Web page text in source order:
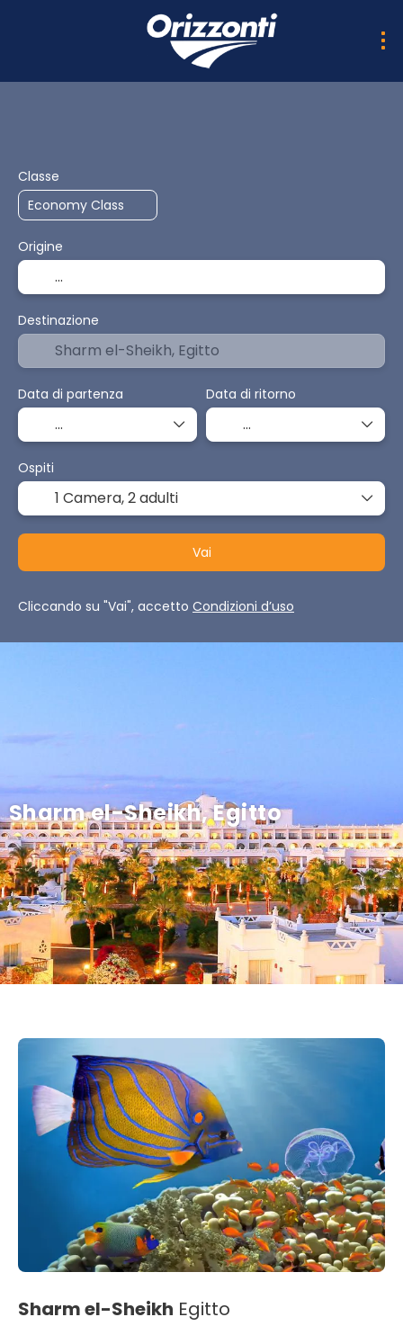
Sharm el-Sheikh, Egitto
Classe
Origine
Destinazione
Data di partenza Data di ritorno
Ospiti
1 Camera,2 adulti
Vai
Cliccando su "Vai", accetto Condizioni d’uso
Sharm el-Sheikh Egitto